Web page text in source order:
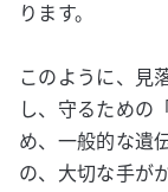
ります。
このように、見
し、守るための
め、一般的な遺
の、大切な手が